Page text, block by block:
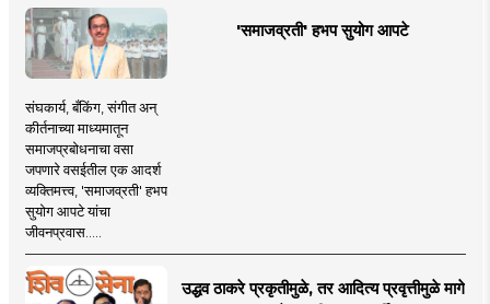
'समाजव्रती' हभप सुयोग आपटे
संघकार्य, बँकिंग, संगीत अन्
कीर्तनाच्या माध्यमातून
समाजप्रबोधनाचा वसा
जपणारे वसईतील एक आदर्श
व्यक्तिमत्त्व, 'समाजव्रती' हभप
सुयोग आपटे यांचा
जीवनप्रवास.....
उद्धव ठाकरे प्रकृतीमुळे, तर आदित्य प्रवृत्तीमुळे मागे